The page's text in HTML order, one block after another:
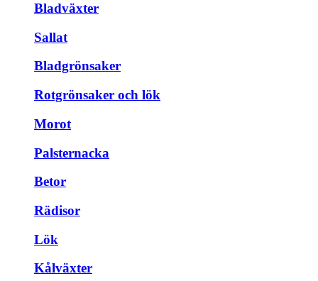
Bladväxter
Sallat
Bladgrönsaker
Rotgrönsaker och lök
Morot
Palsternacka
Betor
Rädisor
Lök
Kålväxter